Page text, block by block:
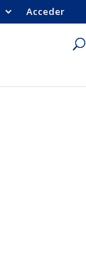
Acceder